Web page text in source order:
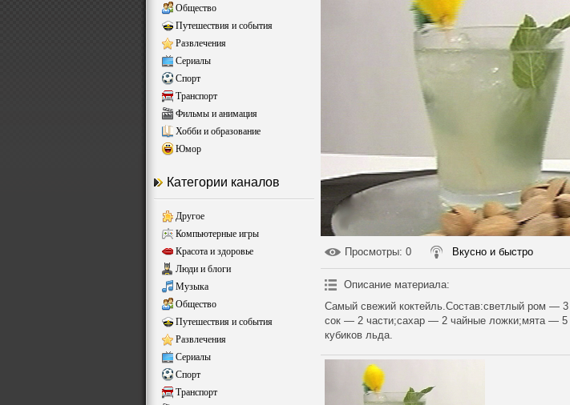
Общество
Путешествия и события
Развлечения
Сериалы
Спорт
Транспорт
Фильмы и анимация
Хобби и образование
Юмор
Категории каналов
Другое
Компьютерные игры
Красота и здоровье
Люди и блоги
Музыка
Общество
Путешествия и события
Развлечения
Сериалы
Спорт
Транспорт
Просмотры: 0 Вкусно и быстро
Описание материала:
Самый свежий коктейль.Состав:светлый ром —
сок — 2 части;сахар — 2 чайные ложки;мята — 5
кубиков льда.